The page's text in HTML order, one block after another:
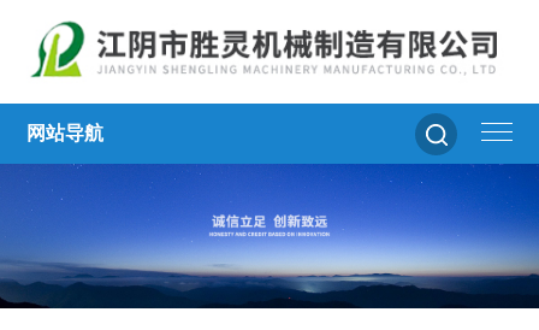
网站导航